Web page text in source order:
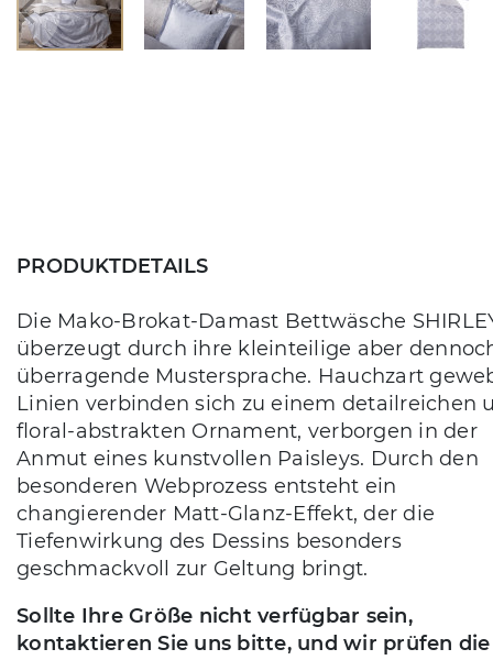
PRODUKTDETAILS
Die Mako-Brokat-Damast Bettwäsche
überzeugt durch ihre kleinteilige aber
überragende Mustersprache. Hauchzart
Linien verbinden sich zu einem detailreichen
floral-abstrakten Ornament, verborgen in der
Anmut eines kunstvollen Paisleys. Durch den
besonderen Webprozess entsteht ein
changierender Matt-Glanz-Effekt, der die
Tiefenwirkung des Dessins besonders
geschmackvoll zur Geltung bringt.
Sollte Ihre Größe nicht verfügbar sein,
kontaktieren Sie uns bitte, und wir prüfen die